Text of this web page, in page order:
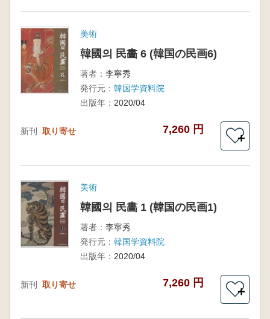
美術
韓國의 民畵 6 (韓国の民画6)
著者： 李寧秀
発行元： 韓国学資料院
出版年： 2020/04
新刊 取り寄せ 7,260 円
＋
美術
韓國의 民畵 1 (韓国の民画1)
著者： 李寧秀
発行元： 韓国学資料院
出版年： 2020/04
新刊 取り寄せ 7,260 円
＋